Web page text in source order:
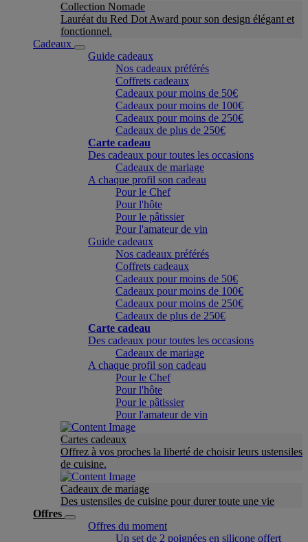
Collection Nomade
Lauréat du Red Dot Award pour son design élégant et
fonctionnel.
Cadeaux
Guide cadeaux
Nos cadeaux préférés
Coffrets cadeaux
Cadeaux pour moins de 50€
Cadeaux pour moins de 100€
Cadeaux pour moins de 250€
Cadeaux de plus de 250€
Carte cadeau
Des cadeaux pour toutes les occasions
Cadeaux de mariage
A chaque profil son cadeau
Pour le Chef
Pour l'hôte
Pour le pâtissier
Pour l'amateur de vin
Guide cadeaux
Nos cadeaux préférés
Coffrets cadeaux
Cadeaux pour moins de 50€
Cadeaux pour moins de 100€
Cadeaux pour moins de 250€
Cadeaux de plus de 250€
Carte cadeau
Des cadeaux pour toutes les occasions
Cadeaux de mariage
A chaque profil son cadeau
Pour le Chef
Pour l'hôte
Pour le pâtissier
Pour l'amateur de vin
Cartes cadeaux
Offrez à vos proches la liberté de choisir leurs ustensiles
de cuisine.
Cadeaux de mariage
Des ustensiles de cuisine pour durer toute une vie
Offres
Offres du moment
Un set de 2 poignées en silicone offert